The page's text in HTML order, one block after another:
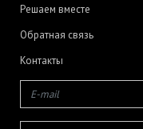
Решаем вместе
Обратная связь
Контакты